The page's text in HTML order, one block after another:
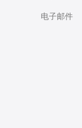
电子邮件